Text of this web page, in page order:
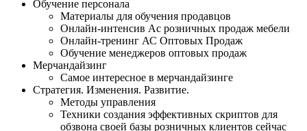
Обучение персонала
Материалы для обучения продавцов
Онлайн-интенсив Ас розничных продаж мебели
Онлайн-тренинг АС Оптовых Продаж
Обучение менеджеров оптовых продаж
Мерчандайзинг
Самое интересное в мерчандайзинге
Стратегия. Изменения. Развитие.
Методы управления
Техники создания эффективных скриптов для
обзвона своей базы розничных клиентов сейчас